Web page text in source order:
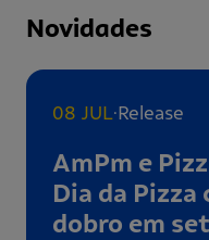
Novidades
08 JUL.Release
AmPm e
Dia da
dobro em